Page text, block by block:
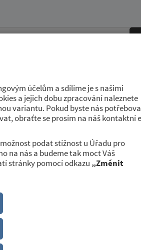
účelům a sdílíme je s našimi
a jejich dobu zpracování naleznete
variantu. Pokud byste nás
obraťte se prosím na náš kontaktní
podat stížnost u Úřadu pro
na nás a budeme tak moct Váš
stránky pomocí odkazu „Změnit
O obci